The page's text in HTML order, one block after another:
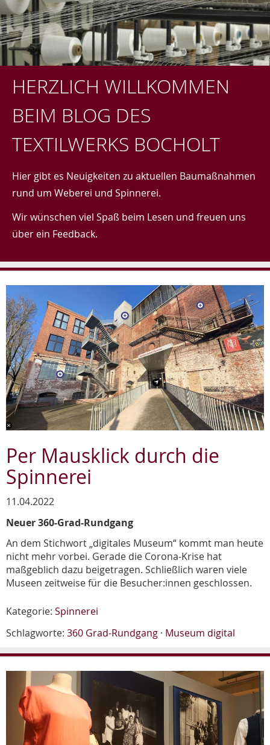
HERZLICH WILLKOMMEN
BEIM BLOG DES
TEXTILWERKS BOCHOLT
Hier gibt es Neuigkeiten zu aktuellen Baumaßnahmen
rund um Weberei und Spinnerei.
Wir wünschen viel Spaß beim Lesen und freuen uns
über ein Feedback.
Per Mausklick durch die
Spinnerei
11.04.2022
Neuer 360-Grad-Rundgang
An dem Stichwort „digitales Museum“ kommt man heute
nicht mehr vorbei. Gerade die Corona-Krise hat
maßgeblich dazu beigetragen. Schließlich waren viele
Museen zeitweise für die Besucher:innen geschlossen.
Kategorie: Spinnerei
Schlagworte: 360 Grad-Rundgang · Museum digital